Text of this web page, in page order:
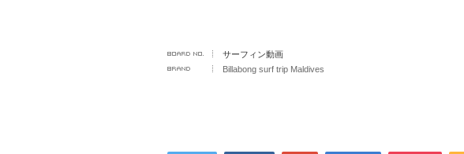
サーフィン動画
Billabong surf trip Maldives